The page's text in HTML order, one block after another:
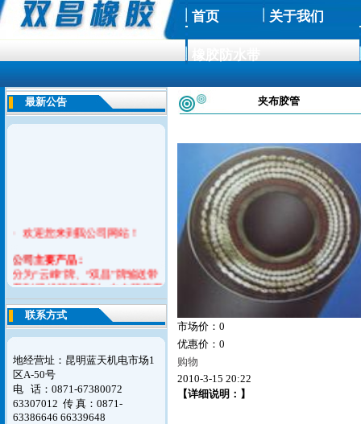
首页 关于我们
橡胶防水带
最新公告
· 欢迎您来到我公司网站！
公司主要产品：
分为“云峰”牌、“双昌”牌输送带
系列,吸排胶管系列，夹布胶管系
列，耐酸碱胶管系列，平型传送
带系列，橡胶V带系列，橡胶止
水带，模制品系列六大产品。
如您对我们的意见请联系告之我
们，谢谢！
联系方式
地经营址：昆明蓝天机电市场1
区A-50号
电 话：0871-67380072
63307012 传 真：0871-
63386646 66339648
夹布胶管
市场价：0
优惠价：0
购物
2010-3-15 20:22
【详细说明：】